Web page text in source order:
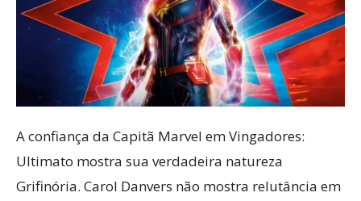
A confiança da Capitã Marvel em Vingadores:
Ultimato mostra sua verdadeira natureza
Grifinória. Carol Danvers não mostra relutância em